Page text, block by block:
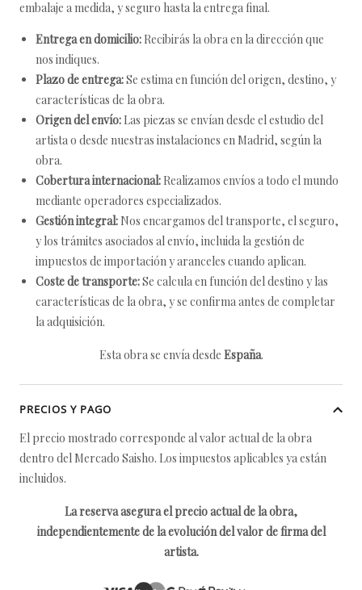
embalaje a medida, y seguro hasta la entrega final.
Entrega en domicilio: Recibirás la obra en la dirección que
nos indiques.
Plazo de entrega:Se estima en función del origen, destino, y
características de la obra.
Origen del envío: Las piezas se envían desde el estudio del
artista o desde nuestras instalaciones en Madrid, según la
obra.
Cobertura internacional: Realizamos envíos a todo el mundo
mediante operadores especializados.
Gestión integral: Nos encargamos del transporte, el seguro,
y los trámites asociados al envío, incluida la gestión de
impuestos de importación y aranceles cuando aplican.
Coste de transporte:Se calcula en función del destino y las
características de la obra, y se confirma antes de completar
la adquisición.
Esta obra se envía desde España.
PRECIOS Y PAGO
El precio mostrado corresponde al valor actual de la obra
dentro del Mercado Saisho. Los impuestos aplicables ya están
incluidos.
La reserva asegura el precio actual de la obra,
independientemente de la evolución del valor de firma del
artista.